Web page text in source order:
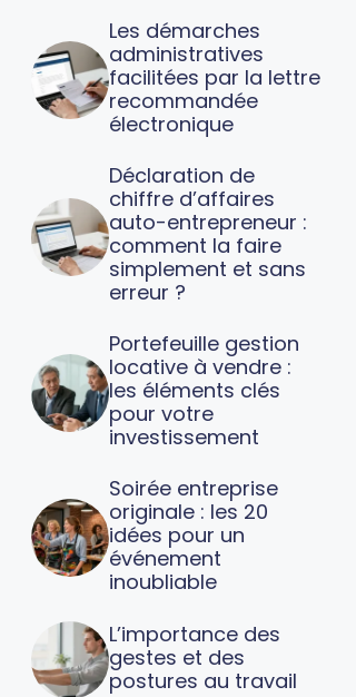
Les démarches
administratives
facilitées par la lettre
recommandée
électronique
Déclaration de
chiffre d’affaires
auto-entrepreneur :
comment la faire
simplement et sans
erreur ?
Portefeuille gestion
locative à vendre :
les éléments clés
pour votre
investissement
Soirée entreprise
originale : les 20
idées pour un
événement
inoubliable
L’importance des
gestes et des
postures au travail